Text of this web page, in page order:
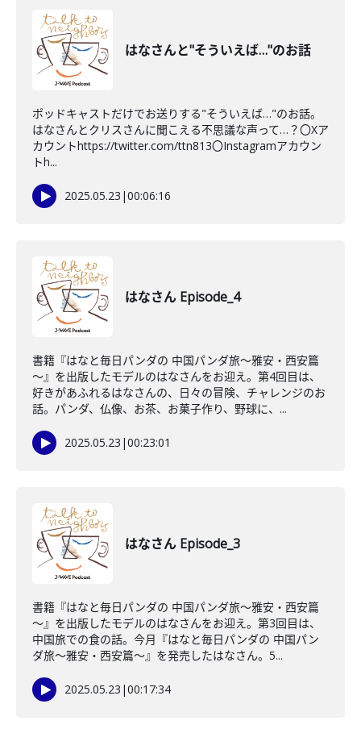
はなさんと"そういえば…"のお話
ポッドキャストだけでお送りする"そういえば…"のお話。
はなさんとクリスさんに聞こえる不思議な声って…？〇Xア
カウントhttps://twitter.com/ttn813〇Instagramアカウン
トh...
2025.05.23 |00:06:16
はなさん Episode_4
書籍『はなと毎日パンダの 中国パンダ旅～雅安・西安篇
～』を出版したモデルのはなさんをお迎え。第4回目は、
好きがあふれるはなさんの、日々の冒険、チャレンジのお
話。パンダ、仏像、お茶、お菓子作り、野球に、...
2025.05.23 |00:23:01
はなさん Episode_3
書籍『はなと毎日パンダの 中国パンダ旅～雅安・西安篇
～』を出版したモデルのはなさんをお迎え。第3回目は、
中国旅での食の話。今月『はなと毎日パンダの 中国パン
ダ旅～雅安・西安篇～』を発売したはなさん。5...
2025.05.23 |00:17:34